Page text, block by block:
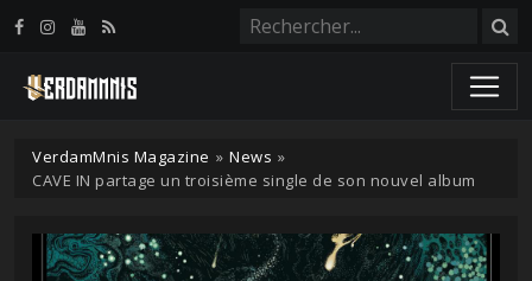
VerdamMnis Magazine » News »
CAVE IN partage un troisième single de son nouvel album
Panneau de gestion des cookies